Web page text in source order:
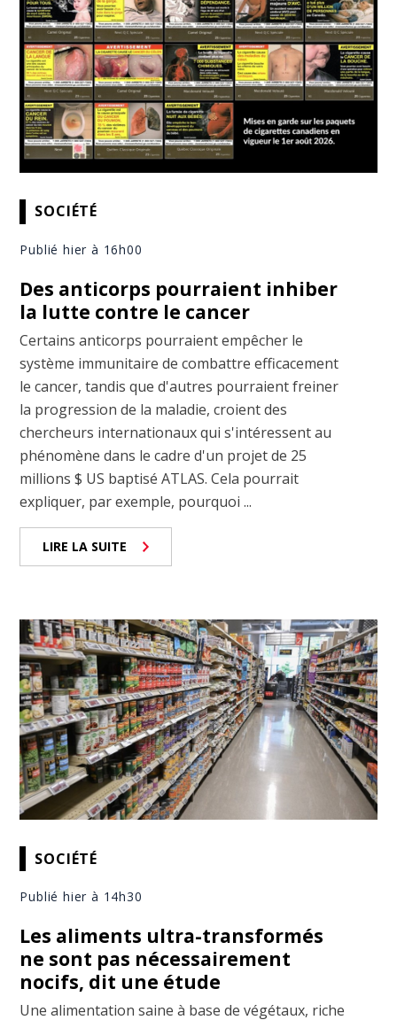
SOCIÉTÉ
Publié hier à 16h00
Des anticorps pourraient inhiber
la lutte contre le cancer
Certains anticorps pourraient empêcher le
système immunitaire de combattre efficacement
le cancer, tandis que d'autres pourraient freiner
la progression de la maladie, croient des
chercheurs internationaux qui s'intéressent au
phénomène dans le cadre d'un projet de 25
millions $ US baptisé ATLAS. Cela pourrait
expliquer, par exemple, pourquoi ...
LIRE LA SUITE
SOCIÉTÉ
Publié hier à 14h30
Les aliments ultra-transformés
ne sont pas nécessairement
nocifs, dit une étude
Une alimentation saine à base de végétaux, riche